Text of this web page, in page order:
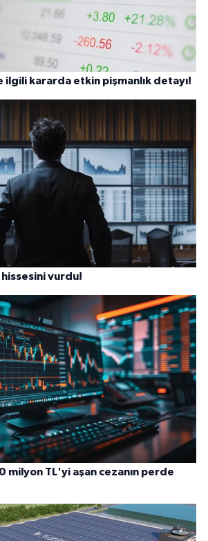
kararda etkin pişmanlık detayı!
hissesini vurdu!
milyon TL'yi aşan cezanın perde